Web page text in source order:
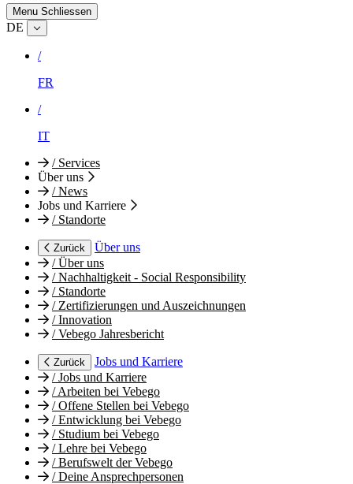
Menu Schliessen
DE
/
FR
/
IT
/Services
Über uns
/News
Jobs und Karriere
/Standorte
Zurück
Über uns
/Über uns
/Nachhaltigkeit - Social Responsibility
/Standorte
/Zertifizierungen und Auszeichnungen
/Innovation
/Vebego Jahresbericht
Zurück
Jobs und Karriere
/Jobs und Karriere
/Arbeiten bei Vebego
/Offene Stellen bei Vebego
/Entwicklung bei Vebego
/Studium bei Vebego
/Lehre bei Vebego
/Berufswelt der Vebego
/Deine Ansprechpersonen